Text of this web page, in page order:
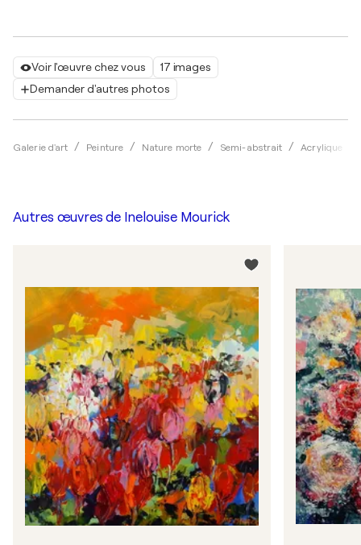
Voir l'œuvre chez vous
17 images
Demander d'autres photos
Galerie d'art Peinture Nature morte Semi-abstrait Acrylique
Autres œuvres de Inelouise Mourick